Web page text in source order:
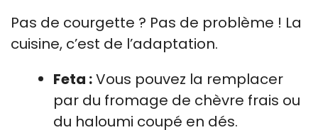
Pas de courgette ? Pas de problème ! La
cuisine, c’est de l’adaptation.
Feta :Vous pouvez la remplacer
par du fromage de chèvre frais ou
du haloumi coupé en dés.